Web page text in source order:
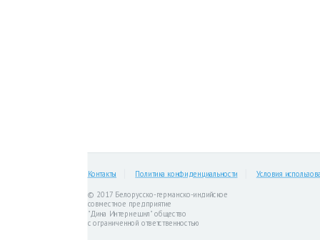
Контакты Политика конфиденциальности Условия
© 2017 Белорусско-германско-индийское
совместное предприятие
"Дина Интернешнл" общество
с ограниченной ответственностью